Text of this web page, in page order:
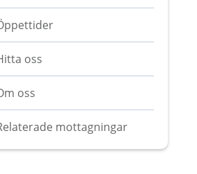
oss
oss
mottagningar